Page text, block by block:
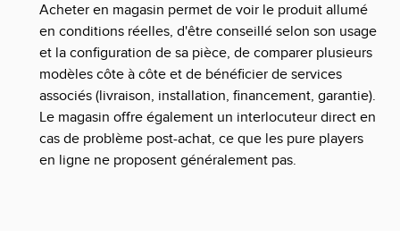
Acheter en magasin permet de voir le produit allumé
en conditions réelles, d'être conseillé selon son usage
et la configuration de sa pièce, de comparer plusieurs
modèles côte à côte et de bénéficier de services
associés (livraison, installation, financement, garantie).
Le magasin offre également un interlocuteur direct en
cas de problème post-achat, ce que les pure players
en ligne ne proposent généralement pas.